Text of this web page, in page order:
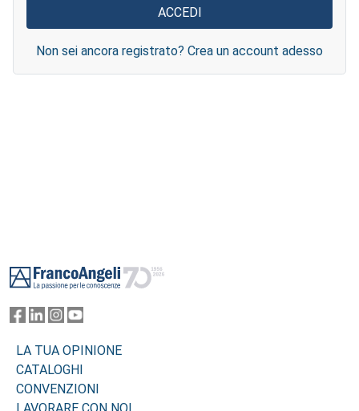
Non sei ancora registrato? Crea un account adesso
LA TUA OPINIONE
CATALOGHI
CONVENZIONI